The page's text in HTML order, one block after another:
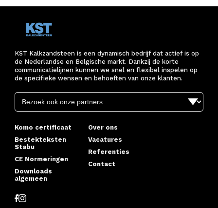
KST Kalkzandsteen is een dynamisch bedrijf dat actief is op
de Nederlandse en Belgische markt. Dankzij de korte
communicatielijnen kunnen we snel en flexibel inspelen op
de specifieke wensen en behoeften van onze klanten.
Komo certificaat
Bestekteksten
Stabu
CE Normeringen
Downloads
algemeen
Over ons
Vacatures
Referenties
Contact